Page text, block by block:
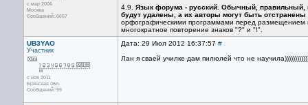
с мар 2006
Москва
Сообщений: 6657
4.9. Язык форума - русский. Обычный, правильный,
будут удалены, а их авторы могут быть
орфографическими программами перед размещением
многократное повторение знаков "?" и "!".
UB3YAO
Участник
с ноя 2011
Брянская обл.
Сообщений: 99
Дата: 29 Июл 2012 16:37:57 #
Лан я сваей училке дам пилюлей что не